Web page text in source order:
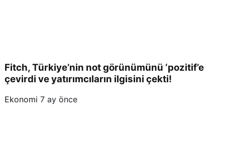
Fitch, Türkiye’nin not görünümünü ‘pozitif’e
çevirdi ve yatırımcıların ilgisini çekti!
Ekonomi 7 ay önce